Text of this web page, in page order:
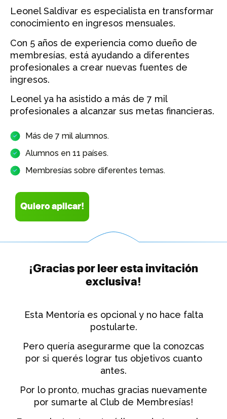
Leonel Saldivar es especialista en transformar
conocimiento en ingresos mensuales.
Con 5 años de experiencia como dueño de
membresías, está ayudando a diferentes
profesionales a crear nuevas fuentes de
ingresos.
Leonel ya ha asistido a más de 7 mil
profesionales a alcanzar sus metas financieras.
Más de 7 mil alumnos.
Alumnos en 11 países.
Membresías sobre diferentes temas.
Quiero aplicar!
¡Gracias por leer esta invitación
exclusiva!
Esta Mentoría es opcional y no hace falta
postularte.
Pero quería asegurarme que la conozcas
por si querés lograr tus objetivos cuanto
antes.
Por lo pronto, muchas gracias nuevamente
por sumarte al Club de Membresías!